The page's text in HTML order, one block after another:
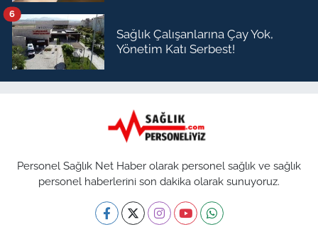
Sağlık Çalışanlarına Çay Yok,
Yönetim Katı Serbest!
6
Personel Sağlık Net Haber olarak personel sağlık ve sağlık
personel haberlerini son dakika olarak sunuyoruz.